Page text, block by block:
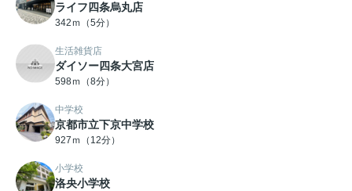
ライフ四条烏丸店
342ｍ（5分）
生活雑貨店
ダイソー四条大宮店
598ｍ（8分）
中学校
京都市立下京中学校
927ｍ（12分）
小学校
洛央小学校